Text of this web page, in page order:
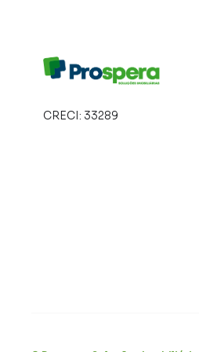
CRECI: 33289